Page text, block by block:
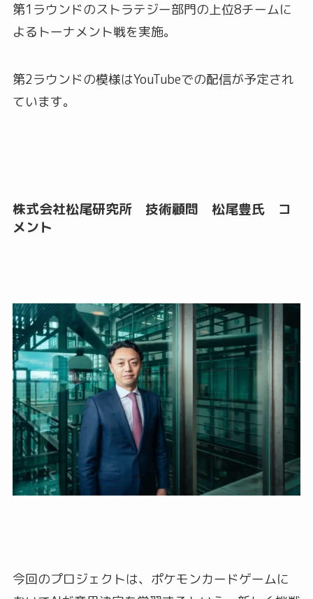
第1ラウンドのストラテジー部門の上位8チームに
よるトーナメント戦を実施。
第2ラウンドの模様はYouTubeでの配信が予定され
ています。
株式会社松尾研究所 技術顧問 松尾豊氏 コ
メント
今回のプロジェクトは、ポケモンカードゲームに